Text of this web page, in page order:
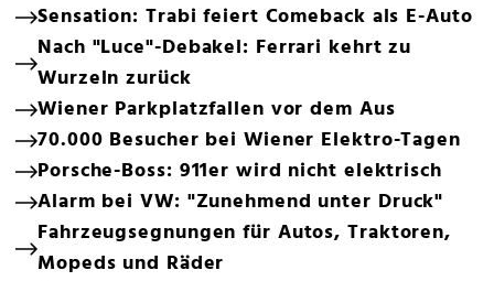
Sensation: Trabi feiert Comeback als E-Auto
Nach "Luce"-Debakel: Ferrari kehrt zu
Wurzeln zurück
Wiener Parkplatzfallen vor dem Aus
70.000 Besucher bei Wiener Elektro-Tagen
Porsche-Boss: 911er wird nicht elektrisch
Alarm bei VW: "Zunehmend unter Druck"
Fahrzeugsegnungen für Autos, Traktoren,
Mopeds und Räder